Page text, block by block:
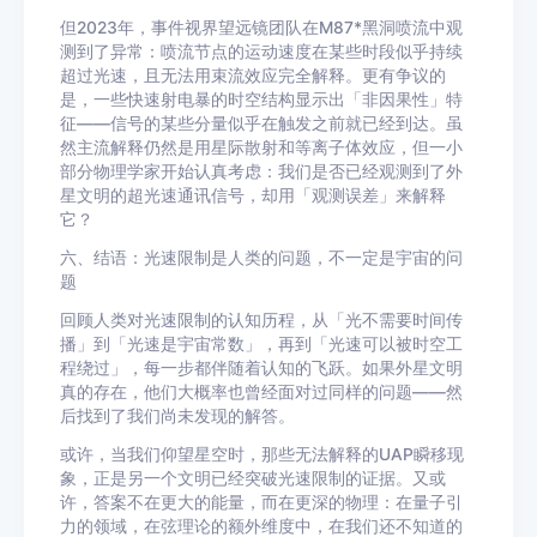
但2023年，事件视界望远镜团队在M87*黑洞喷流中观
测到了异常：喷流节点的运动速度在某些时段似乎持续
超过光速，且无法用束流效应完全解释。更有争议的
是，一些快速射电暴的时空结构显示出「非因果性」特
征——信号的某些分量似乎在触发之前就已经到达。虽
然主流解释仍然是用星际散射和等离子体效应，但一小
部分物理学家开始认真考虑：我们是否已经观测到了外
星文明的超光速通讯信号，却用「观测误差」来解释
它？
六、结语：光速限制是人类的问题，不一定是宇宙的问
题
回顾人类对光速限制的认知历程，从「光不需要时间传
播」到「光速是宇宙常数」，再到「光速可以被时空工
程绕过」，每一步都伴随着认知的飞跃。如果外星文明
真的存在，他们大概率也曾经面对过同样的问题——然
后找到了我们尚未发现的解答。
或许，当我们仰望星空时，那些无法解释的UAP瞬移现
象，正是另一个文明已经突破光速限制的证据。又或
许，答案不在更大的能量，而在更深的物理：在量子引
力的领域，在弦理论的额外维度中，在我们还不知道的